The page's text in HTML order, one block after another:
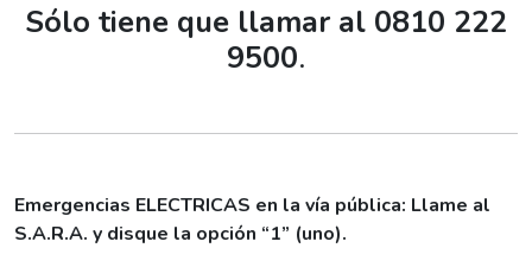
Sólo tiene que llamar al 0810 222
9500.
Emergencias ELECTRICAS en la vía pública: Llame al
S.A.R.A. y disque la opción “1” (uno).